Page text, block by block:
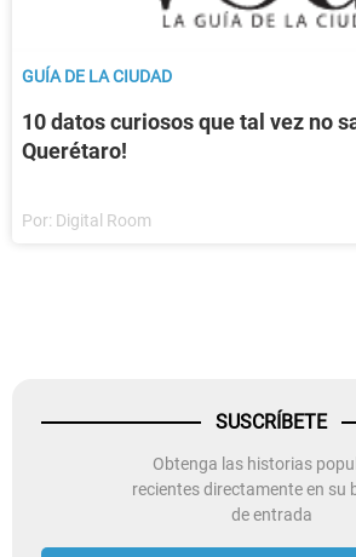
GUÍA DE LA CIUDAD
10 datos curiosos que tal vez no
Querétaro!
Por: Digital Room
SUSCRÍBETE
Obtenga las historias
recientes directamente en su
de entrada